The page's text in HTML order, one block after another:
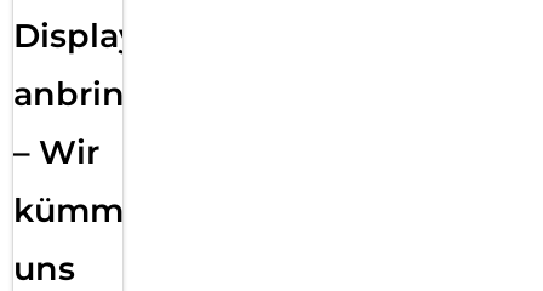
Displayfolie
anbringen
– Wir
kümmern
uns